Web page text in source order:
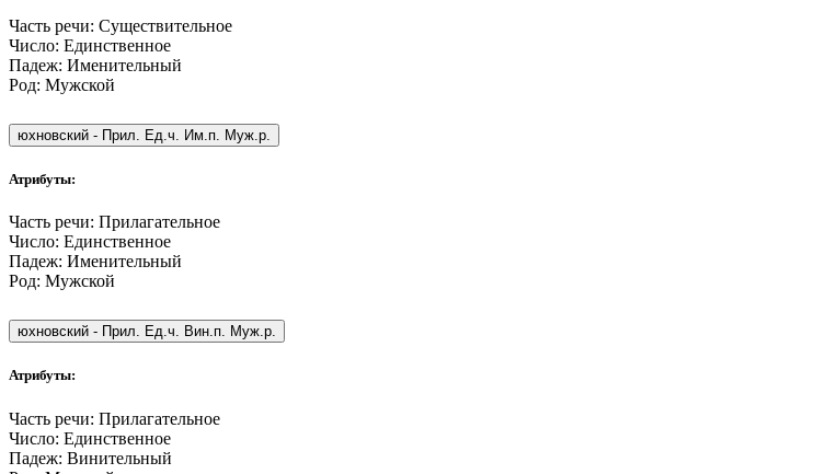
Часть речи: Существительное
Число: Единственное
Падеж: Именительный
Род: Мужской
юхновский - Прил. Ед.ч. Им.п. Муж.р.
Атрибуты:
Часть речи: Прилагательное
Число: Единственное
Падеж: Именительный
Род: Мужской
юхновский - Прил. Ед.ч. Вин.п. Муж.р.
Атрибуты:
Часть речи: Прилагательное
Число: Единственное
Падеж: Винительный